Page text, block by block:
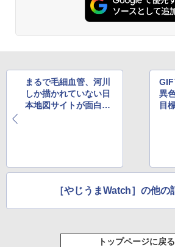
まるで毛細血管、河川
しか描かれていない日
本地図サイトが面白い
異
目
［やじうまWatch］の他の
トップページに戻る